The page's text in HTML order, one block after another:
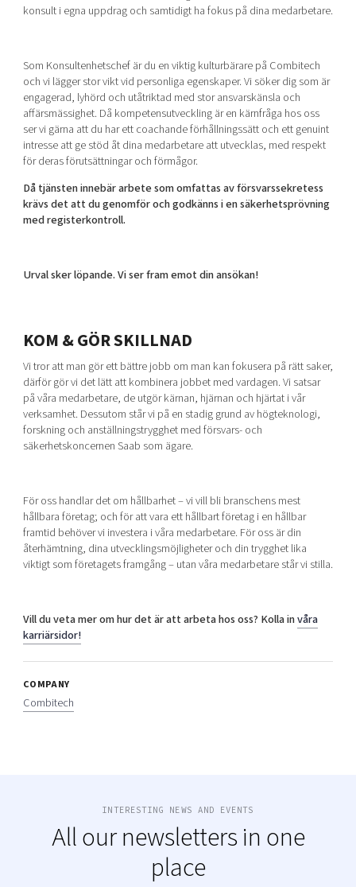
konsult i egna uppdrag och samtidigt ha fokus på dina medarbetare.
Som Konsultenhetschef är du en viktig kulturbärare på Combitech
och vi lägger stor vikt vid personliga egenskaper. Vi söker dig som är
engagerad, lyhörd och utåtriktad med stor ansvarskänsla och
affärsmässighet. Då kompetensutveckling är en kärnfråga hos oss
ser vi gärna att du har ett coachande förhållningssätt och ett genuint
intresse att ge stöd åt dina medarbetare att utvecklas, med respekt
för deras förutsättningar och förmågor.
Då tjänsten innebär arbete som omfattas av försvarssekretess
krävs det att du genomför och godkänns i en säkerhetsprövning
med registerkontroll.
Urval sker löpande. Vi ser fram emot din ansökan!
KOM & GÖR SKILLNAD
Vi tror att man gör ett bättre jobb om man kan fokusera på rätt saker,
därför gör vi det lätt att kombinera jobbet med vardagen. Vi satsar
på våra medarbetare, de utgör kärnan, hjärnan och hjärtat i vår
verksamhet. Dessutom står vi på en stadig grund av högteknologi,
forskning och anställningstrygghet med försvars- och
säkerhetskoncernen Saab som ägare.
För oss handlar det om hållbarhet – vi vill bli branschens mest
hållbara företag; och för att vara ett hållbart företag i en hållbar
framtid behöver vi investera i våra medarbetare. För oss är din
återhämtning, dina utvecklingsmöjligheter och din trygghet lika
viktigt som företagets framgång – utan våra medarbetare står vi stilla.
Vill du veta mer om hur det är att arbeta hos oss? Kolla invåra
karriärsidor!
COMPANY
Combitech
INTERESTING NEWS AND EVENTS
All our newsletters in one
place